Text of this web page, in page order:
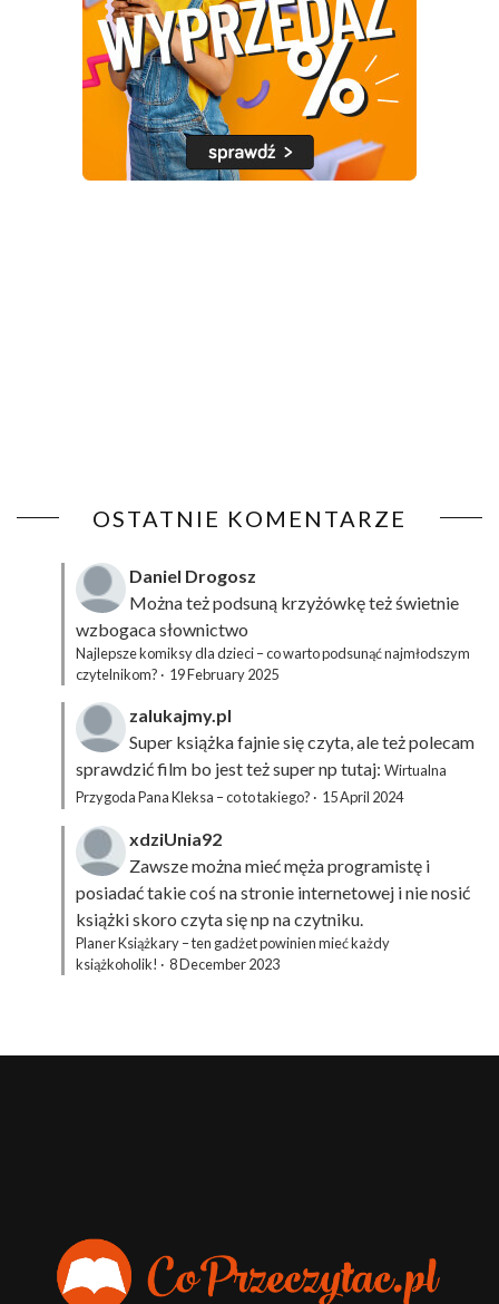
OSTATNIE KOMENTARZE
Daniel Drogosz
Można też podsuną krzyżówkęteż świetnie
wzbogaca słownictwo
Najlepsze komiksy dla dzieci – co warto podsunąć najmłodszym
czytelnikom? · 19 February 2025
zalukajmy.pl
Super książka fajnie się czyta, ale też polecam
sprawdzić film bo jest też super np tutaj: Wirtualna
Przygoda Pana Kleksa – co to takiego? · 15 April 2024
xdziUnia92
Zawsze można mieć męża programistę i
posiadać takie coś na stronie internetowej i nie nosić
książki skoro czyta się np na czytniku.
Planer Książkary – ten gadżet powinien mieć każdy
książkoholik! · 8 December 2023